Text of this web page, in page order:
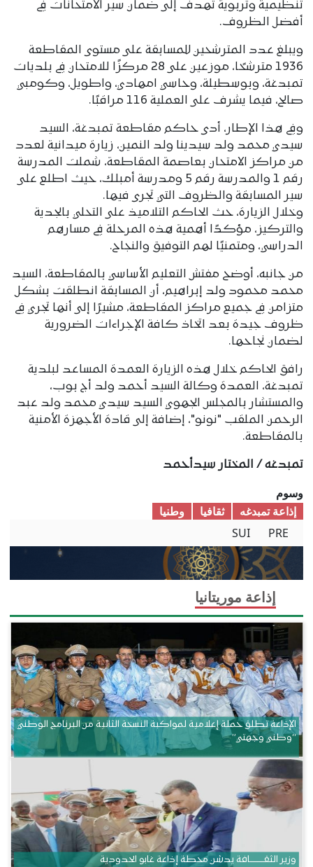
تنظيمية وتربوية تهدف إلى ضمان سير الامتحانات في
أفضل الظروف.
ويبلغ عدد المترشحين للمسابقة على مستوى المقاطعة
1936 مترشحًا، موزعين على 28 مركزًا للامتحان في بلديات
تمبدغة، وبوسطيلة، وحاسي امهادي، واطويل، وكومبي
صالح، فيما يشرف على العملية 116 مراقبًا.
وفي هذا الإطار، أدى حاكم مقاطعة تمبدغة، السيد
سيدي محمد ولد سيدينا ولد النمين، زيارة ميدانية لعدد
من مراكز الامتحان بعاصمة المقاطعة، شملت المدرسة
رقم 1 والمدرسة رقم 5 ومدرسة أمبلك، حيث اطلع على
سير المسابقة والظروف التي تجرى فيها.
وخلال الزيارة، حث الحاكم التلاميذ على التحلي بالجدية
والتركيز، مؤكدًا أهمية هذه المرحلة في مسارهم
الدراسي، ومتمنيًا لهم التوفيق والنجاح.
من جانبه، أوضح مفتش التعليم الأساسي بالمقاطعة، السيد
محمد محمود ولد إبراهيم، أن المسابقة انطلقت بشكل
متزامن في جميع مراكز المقاطعة، مشيرًا إلى أنها تجري في
ظروف جيدة بعد اتخاذ كافة الإجراءات الضرورية
لضمان نجاحها.
رافق الحاكم خلال هذه الزيارة العمدة المساعد لبلدية
تمبدغة، العمدة وكالة السيد أحمد ولد أج بوب،
والمستشار بالمجلس الجهوي السيد سيدي محمد ولد عبد
الرحمن الملقب "نونو"، إضافة إلى قادة الأجهزة الأمنية
بالمقاطعة.
تمبدغه / المختار سيدأحمد
وسوم
إذاعة تمبدغه
ثقافیا
وطنیا
PRE
SUI
إذاعة موريتانيا
الإذاعة تطلق حملة إعلامية لمواكبة النسخة الثانية من البرنامج الوطني
“وطني وجهتي”
وزير الثقــــــــــافة يدشن محطة إذاعة غابو الحدودية